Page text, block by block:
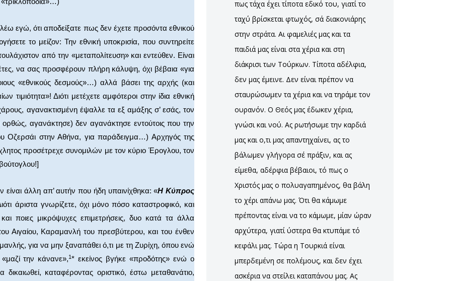
εγώ, ότι αποδείξατε πως δεν έχετε προσόντα εθνικού
το μείζον: Την εθνική υποκρισία, που συντηρείτε
από την «μεταπολίτευση» και εντεύθεν. Είναι
να σας προσφέρουν πλήρη κάλυψη, όχι βέβαια «για
«εθνικούς δεσμούς»…) αλλά βάσει της αρχής (και
τιμιότητα»! Διότι μετέχετε αμφότεροι στην ίδια εθνική
αγανακτισμένη έψαλλε τα εξ αμάξης σ’ εσάς, τον
αγανάκτησε) δεν αγανάκτησε εντούτοις που την
Οζερσάι στην Αθήνα, για παράδειγμα…) Αρχηγός της
προσέτρεχε συνομιλών με τον κύριο Έρογλου, τον
άλλη απ’ αυτήν που ήδη υπαινίχθηκα: «Η Κύπρος
άριστα γνωρίζετε, όχι μόνο πόσο καταστροφικό, και
ποιες μικρόψυχες επιμετρήσεις, δυο κατά τα άλλα
Αιγαίου, Καραμανλή του πρεσβύτερου, και του ένθεν
για να μην ξαναπάθει ό,τι με τη Ζυρίχη, όπου ενώ
την κάνανε»,1* εκείνος βγήκε «προδότης» ενώ ο
καταφέροντας οριστικό, έστω μεταθανάτιο,
πως τάχα έχει τίποτα εδικό του, γιατί το
ταχύ βρίσκεται φτωχός, σά διακονιάρης
στην στράτα. Αι φαμελιές μας και τα
παιδιά μας είναι στα χέρια και στη
διάκρισι των Τούρκων. Τίποτα αδέλφια,
δεν μας έμεινε. Δεν είναι πρέπον να
σταυρώσωμεν τα χέρια και να τηράμε τον
ουρανόν. Ο Θεός μας έδωκεν χέρια,
γνώσι και νού. Ας ρωτήσωμε την καρδιά
μας και ο,τι μας απαντηχαίνει, ας το
βάλωμεν γλήγορα σέ πράξιν, και ας
είμεθα, αδέρφια βέβαιοι, τό πως ο
Χριστός μας ο πολυαγαπημένος, θα βάλη
το χέρι απάνω μας. Ότι θα κάμωμε
πρέποντας είναι να το κάμωμε, μίαν ώραν
αρχύτερα, γιατί ύστερα θα κτυπάμε τό
κεφάλι μας. Τώρα η Τουρκιά είναι
μπερδεμένη σε πολέμους, και δεν έχει
ασκέρια να στείλει καταπάνου μας. Ας